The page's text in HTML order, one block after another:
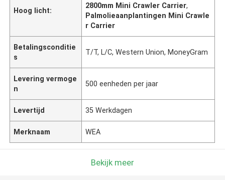
Hoog licht:
2800mm Mini Crawler Carrier,
Palmolieaanplantingen Mini Crawle
r Carrier
Betalingsconditie
s
T/T, L/C, Western Union, MoneyGram
Levering vermoge
n
500 eenheden per jaar
Levertijd 35 Werkdagen
Merknaam WEA
Bekijk meer